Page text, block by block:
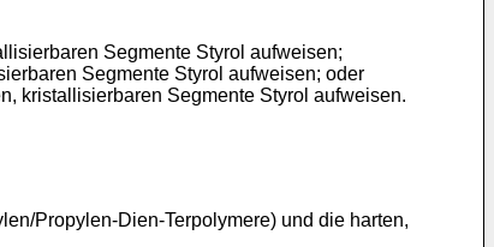
Segmente Styrol aufweisen;
Segmente Styrol aufweisen; oder
kristallisierbaren Segmente Styrol aufweisen.
Propylen-Dien-Terpolymere) und die harten,